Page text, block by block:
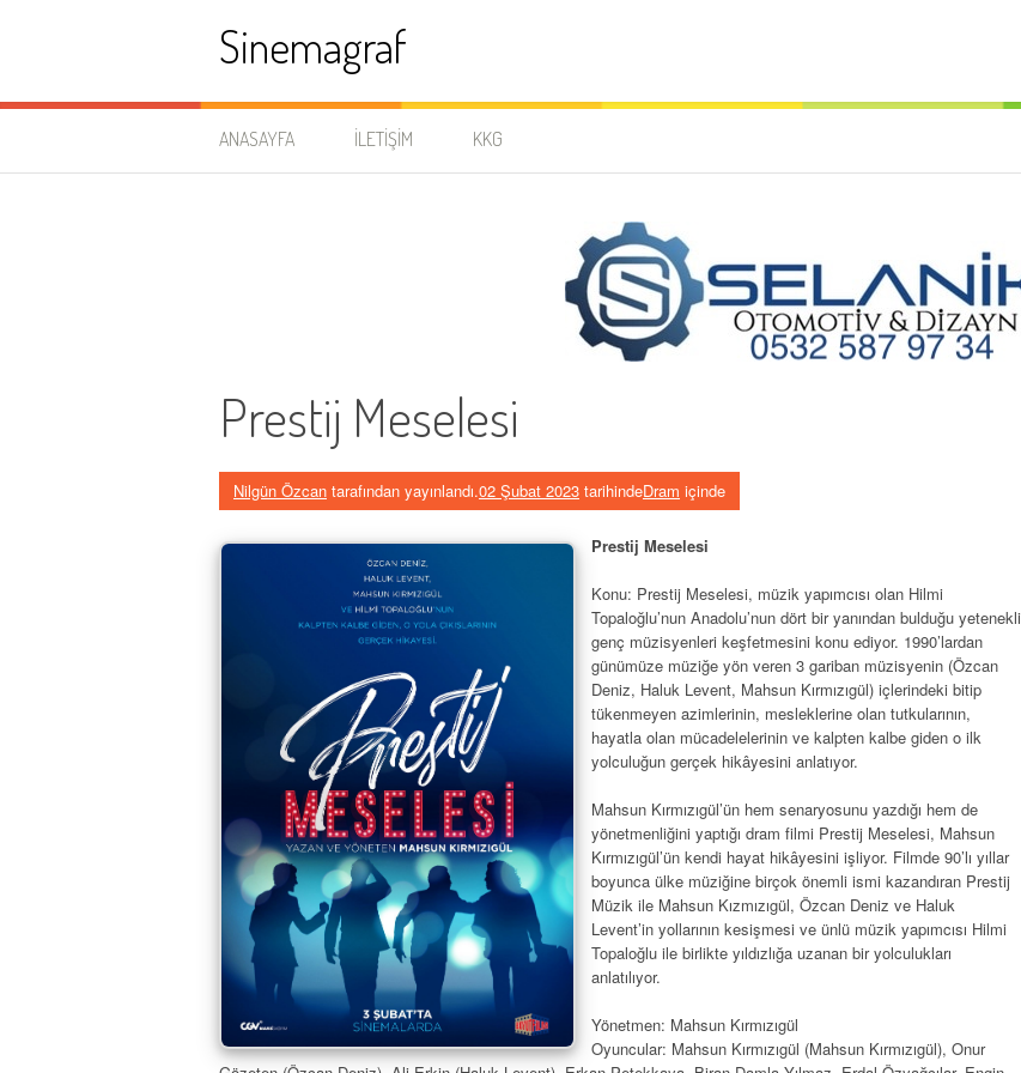
Sinemagraf
ANASAYFA İLETIŞIM KKG
Prestij Meselesi
Nilgün Özcan tarafından yayınlandı.02 Şubat 2023 tarihindeDram içinde
Prestij Meselesi
Konu: Prestij Meselesi, müzik yapımcısı olan Hilmi
Topaloğlu’nun Anadolu’nun dört bir yanından bulduğu yetenekli
genç müzisyenleri keşfetmesini konu ediyor. 1990’lardan
günümüze müziğe yön veren 3 gariban müzisyenin (Özcan
Deniz, Haluk Levent, Mahsun Kırmızıgül) içlerindeki bitip
tükenmeyen azimlerinin, mesleklerine olan tutkularının,
hayatla olan mücadelelerinin ve kalpten kalbe giden o ilk
yolculuğun gerçek hikâyesini anlatıyor.
Mahsun Kırmızıgül’ün hem senaryosunu yazdığı hem de
yönetmenliğini yaptığı dram filmi Prestij Meselesi, Mahsun
Kırmızıgül’ün kendi hayat hikâyesini işliyor. Filmde 90’lı yıllar
boyunca ülke müziğine birçok önemli ismi kazandıran Prestij
Müzik ile Mahsun Kızmızıgül, Özcan Deniz ve Haluk
Levent’in yollarının kesişmesi ve ünlü müzik yapımcısı Hilmi
Topaloğlu ile birlikte yıldızlığa uzanan bir yolculukları
anlatılıyor.
Yönetmen: Mahsun Kırmızıgül
Oyuncular: Mahsun Kırmızıgül (Mahsun Kırmızıgül), Onur